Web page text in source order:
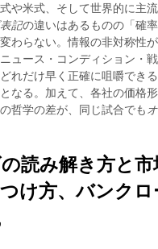
や米式、そして世界的に主
記の違いはあるものの「確
わらない。情報の非対称性
ュース・コンディション・
れだけ早く正確に咀嚼でき
なる。加えて、各社の価格
哲学の差が、同じ試合でも
読み解き方と
け方、バンクロ